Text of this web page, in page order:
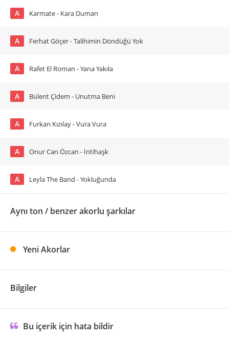
A Karmate - Kara Duman
A Ferhat Göçer - Talihimin Döndüğü Yok
A Rafet El Roman - Yana Yakıla
A Bülent Çidem - Unutma Beni
A Furkan Kızılay - Vura Vura
A Onur Can Özcan - İntihaşk
A Leyla The Band - Yokluğunda
Aynı ton / benzer akorlu şarkılar
Yeni Akorlar
Bilgiler
Bu içerik için hata bildir